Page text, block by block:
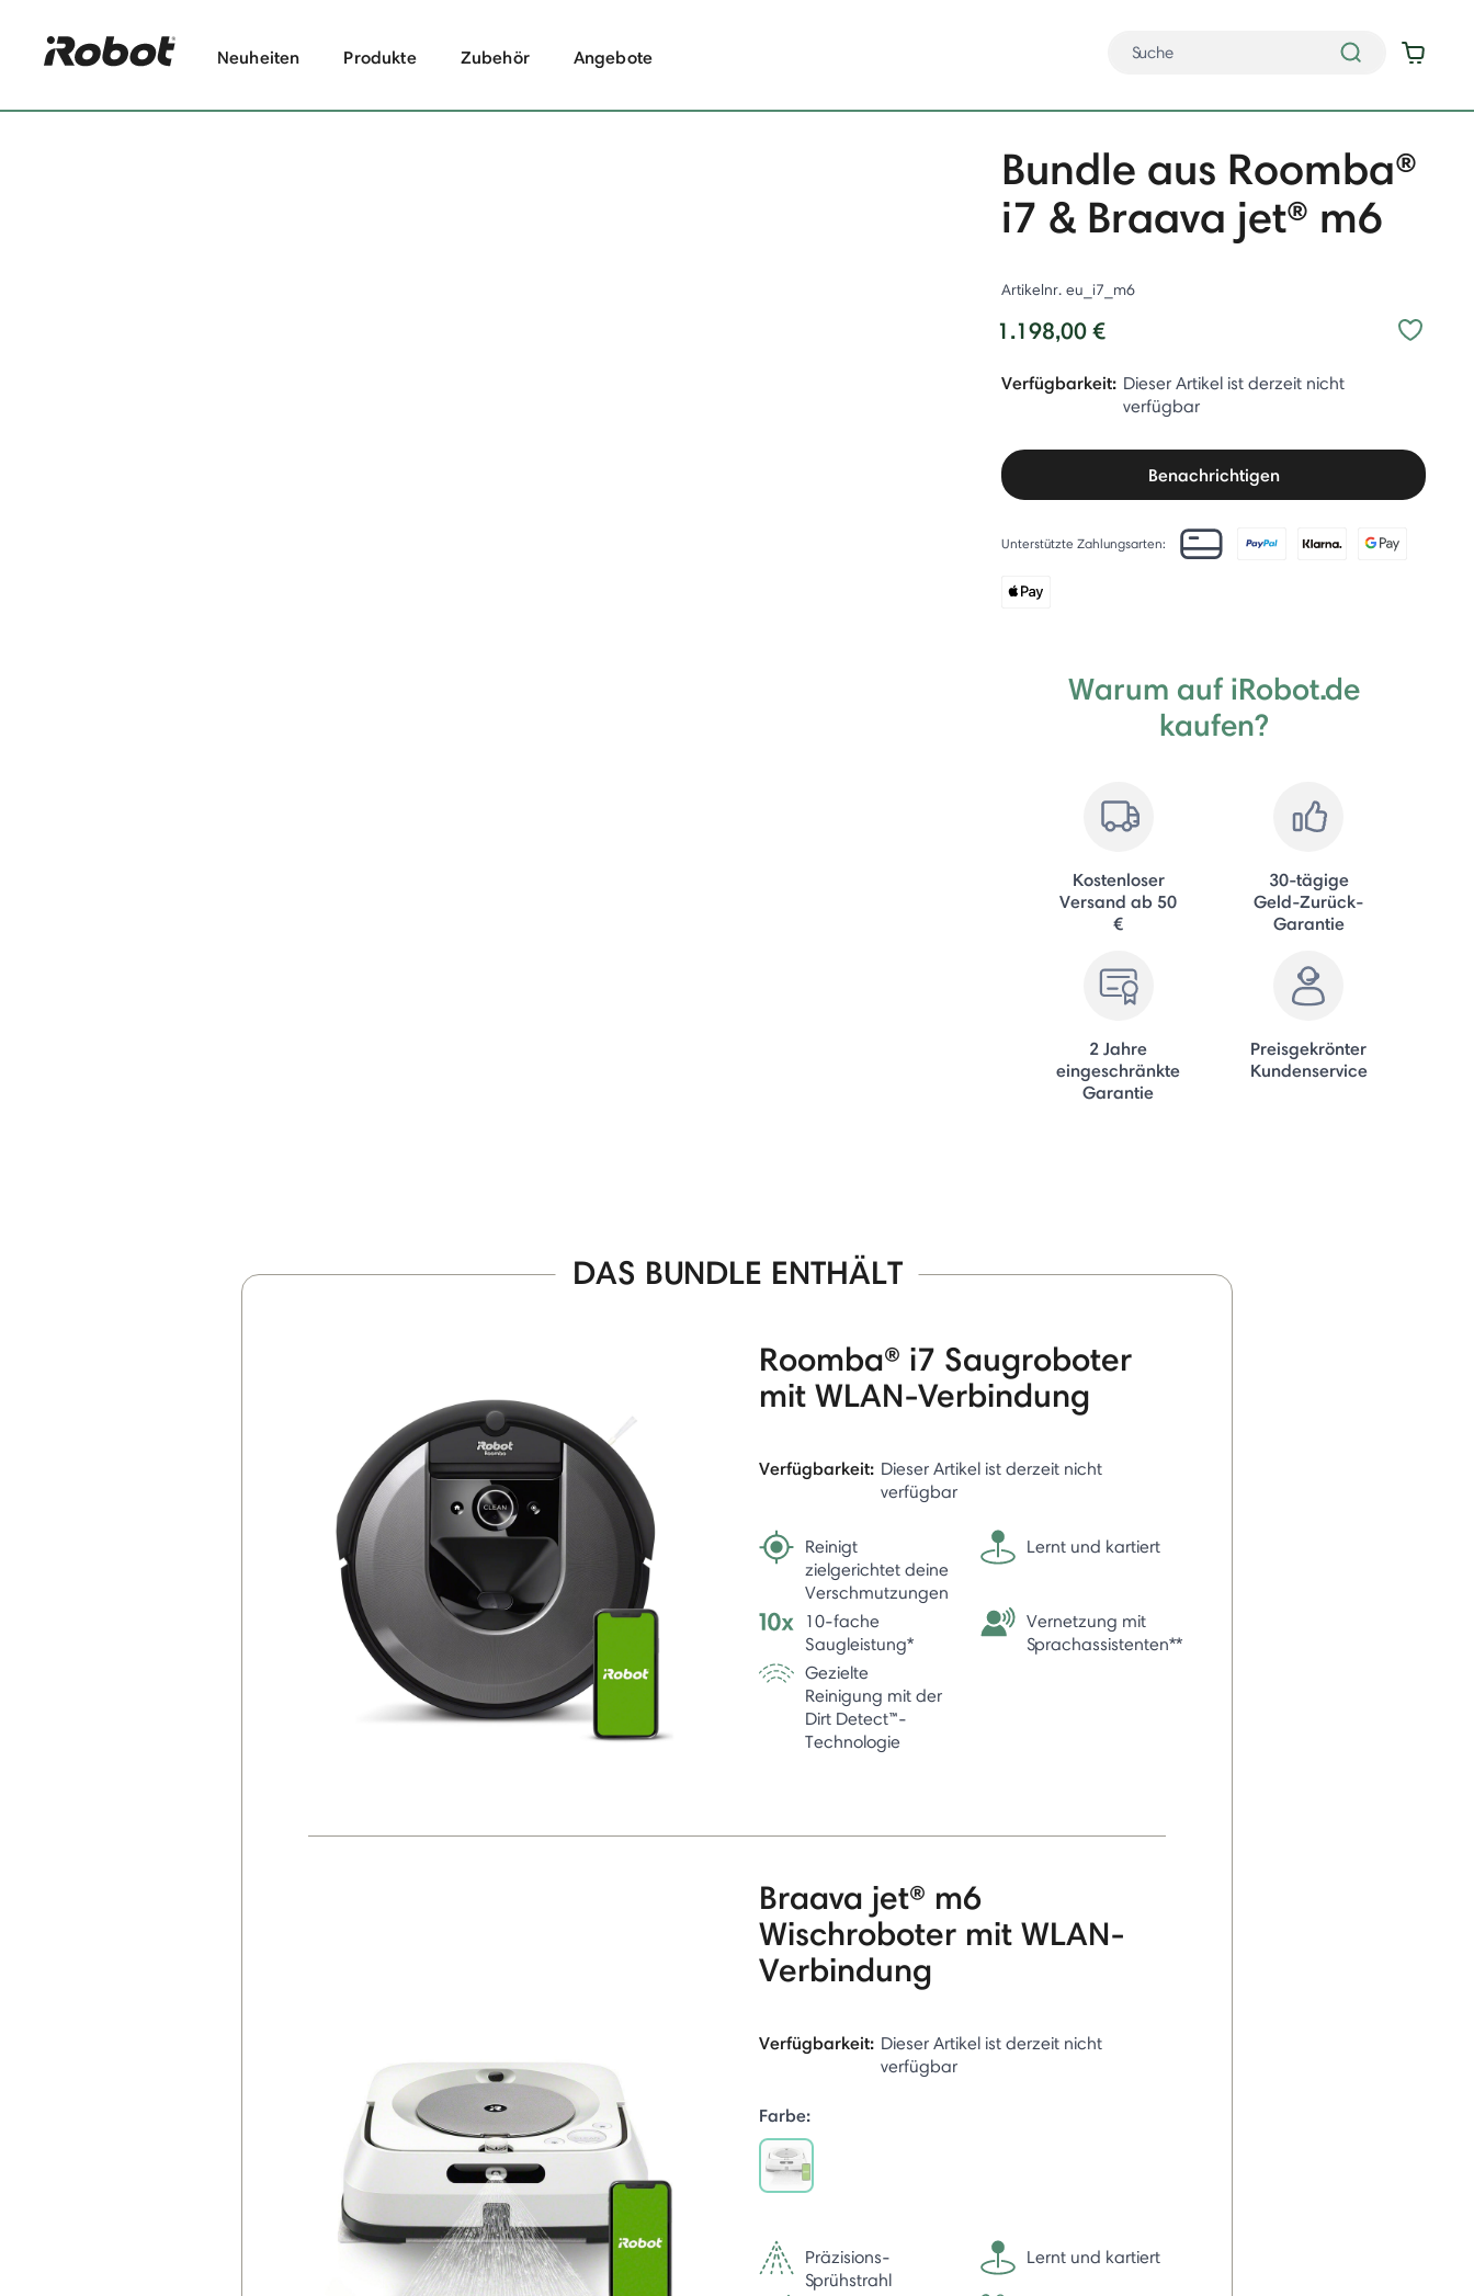
Neuheiten Produkte Zubehör Angebote
Bundle aus Roomba®
i7 & Braava jet® m6
Artikelnr.eu_i7_m6
1.198,00 €
Verfügbarkeit: Dieser Artikel ist derzeit nicht
verfügbar
Benachrichtigen
Unterstützte Zahlungsarten:
Warum auf iRobot.de
kaufen?
Kostenloser
Versand ab 50
€
30-tägige
Geld-Zurück-
Garantie
2 Jahre
eingeschränkte
Garantie
Preisgekrönter
Kundenservice
DAS BUNDLE ENTHÄLT
Roomba® i7 Saugroboter
mit WLAN-Verbindung
Verfügbarkeit: Dieser Artikel ist derzeit nicht
verfügbar
Reinigt
zielgerichtet deine
Verschmutzungen
Lernt und kartiert
10-fache
Saugleistung*
Vernetzung mit
Sprachassistenten**
Gezielte
Reinigung mit der
Dirt Detect™-
Technologie
Braava jet® m6
Wischroboter mit WLAN-
Verbindung
Verfügbarkeit: Dieser Artikel ist derzeit nicht
verfügbar
Farbe:
Präzisions-
Sprühstrahl
Lernt und kartiert